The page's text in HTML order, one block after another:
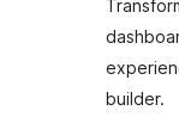
builder.